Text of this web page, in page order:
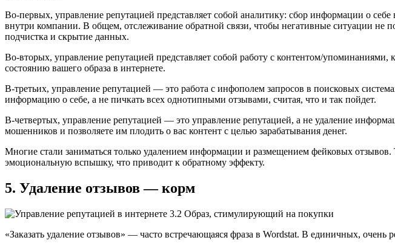
Во-первых, управление репутацией представляет собой аналитику: сбор информации о
внутри компании. В общем, отслеживание обратной связи, чтобы негативные ситуации не
подчистка и скрытие данных.
Во-вторых, управление репутацией представляет собой работу с контентом/
состоянию вашего образа в интернете.
В-третьих, управление репутацией — это работа с инфополем запросов в поисковых
информацию о себе, а не пичкать всех однотипными отзывами, считая, что и так пойдет.
В-четвертых, управление репутацией — это управление репутацией, а не удаление
мошенников и позволяете им плодить о вас контент с целью зарабатывания денег.
Многие стали заниматься только удалением информации и размещением фейковых отзывов.
эмоциональную вспышку, что приводит к обратному эффекту.
5. Удаление отзывов — корм
«Заказать удаление отзывов» — часто встречающаяся фраза в Wordstat. В единичных, очень